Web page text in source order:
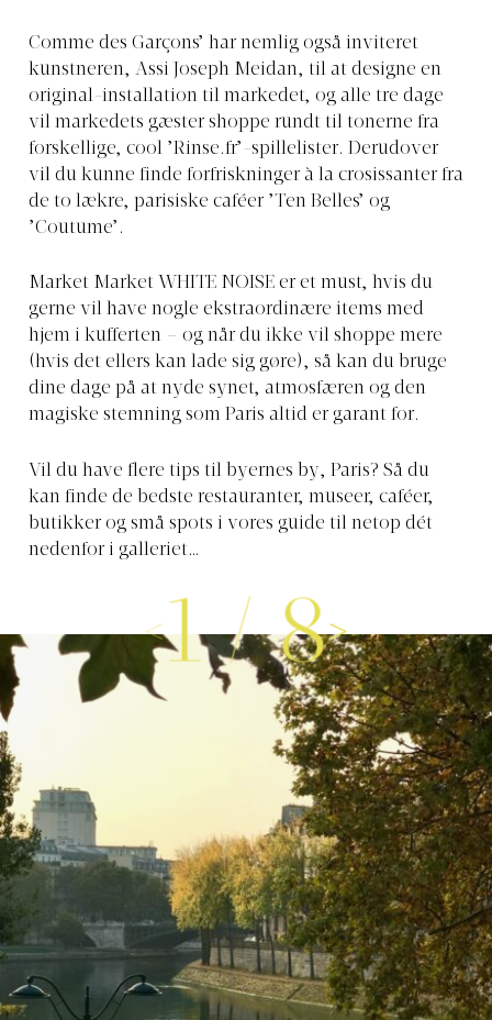
Comme des Garçons’ har nemlig også inviteret
kunstneren, Assi Joseph Meidan, til at designe en
original-installation til markedet, og alle tre dage
vil markedets gæster shoppe rundt til tonerne fra
forskellige, cool ’Rinse.fr’-spillelister. Derudover
vil du kunne finde forfriskninger à la crosissanter fra
de to lækre, parisiske caféer ’Ten Belles’ og
’Coutume’.
Market Market WHITE NOISE er et must, hvis du
gerne vil have nogle ekstraordinære items med
hjem i kufferten – og når du ikke vil shoppe mere
(hvis det ellers kan lade sig gøre), så kan du bruge
dine dage på at nyde synet, atmosfæren og den
magiske stemning som Paris altid er garant for.
Vil du have flere tips til byernes by, Paris? Så du
kan finde de bedste restauranter, museer, caféer,
butikker og små spots i vores guide til netop dét
nedenfor i galleriet…
1/8